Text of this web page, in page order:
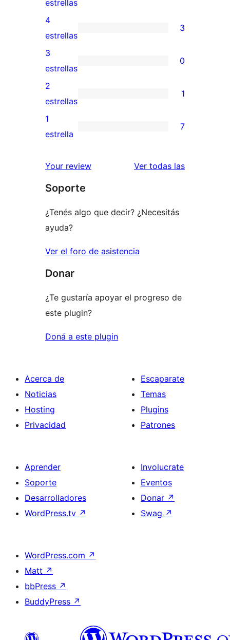
valoraciones
de
5
estrellas
estrellas
3
valoraciones
de
4
estrellas
4
estrellas
3
0
valoraciones
de
3
estrellas
3
estrellas
0
1
valoración
de
estrellas
2
estrellas
1
7
de
estrellas
1
estrella
7
Your review Ver todas lasreseñas
Soporte
¿Tenés algo que decir? ¿Necesitás
ayuda?
Ver el foro de asistencia
Donar
¿Te gustaría apoyar el progreso de
este plugin?
Doná a este plugin
Acerca de
Noticias
Hosting
Privacidad
Escaparate
Temas
Plugins
Patrones
Aprender
Soporte
Desarrolladores
WordPress.tv ↗
Involucrate
Eventos
Donar ↗
Swag ↗
WordPress.com ↗
Matt ↗
bbPress ↗
BuddyPress ↗